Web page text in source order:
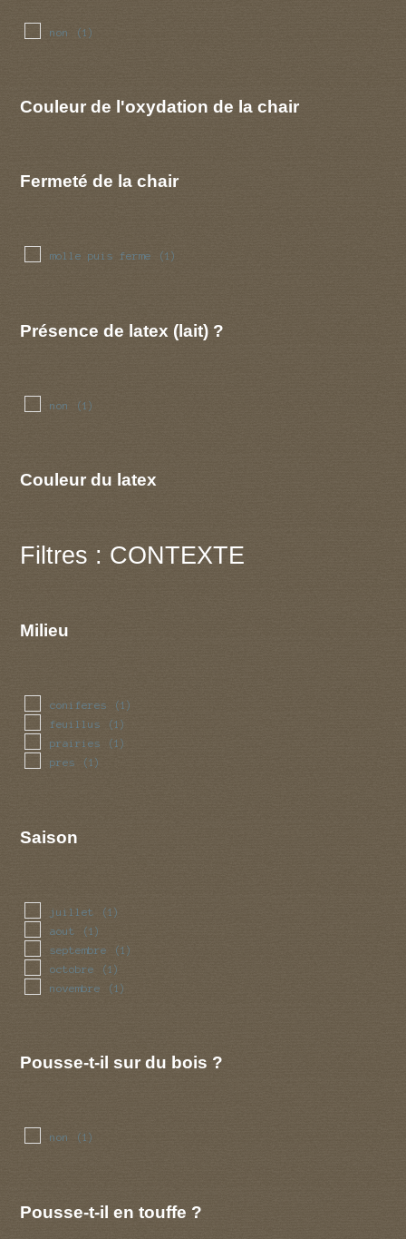
non (1)
Couleur de l'oxydation de la chair
Fermeté de la chair
molle puis ferme (1)
Présence de latex (lait) ?
non (1)
Couleur du latex
Filtres : CONTEXTE
Milieu
coniferes (1)
feuillus (1)
prairies (1)
pres (1)
Saison
juillet (1)
aout (1)
septembre (1)
octobre (1)
novembre (1)
Pousse-t-il sur du bois ?
non (1)
Pousse-t-il en touffe ?